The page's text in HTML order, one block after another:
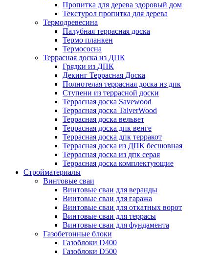
Пропитка для дерева здоровый дом
Текстурол пропитка для дерева
Термодревесина
Палубная террасная доска
Термо планкен
Термососна
Террасная доска из ДПК
Грядки из ДПК
Декинг Террасная Доска
Полнотелая террасная доска из дпк
Ступени из террасной доски
Террасная доска Savewood
Террасная доска TalverWood
Террасная доска вельвет
Террасная доска дпк венге
Террасная доска дпк терракот
Террасная доска из ДПК бесшовная
Террасная доска из дпк серая
Террасная доска комплектующие
Стройматериалы
Винтовые сваи
Винтовые сваи для веранды
Винтовые сваи для гаража
Винтовые сваи для откатных ворот
Винтовые сваи для террасы
Винтовые сваи для фундамента
Газобетонные блоки
Газоблоки D400
Газоблоки D500